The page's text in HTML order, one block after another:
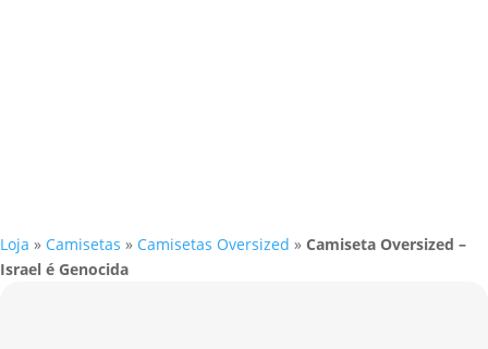
Loja » Camisetas » Camisetas Oversized » Camiseta Oversized –
Israel é Genocida